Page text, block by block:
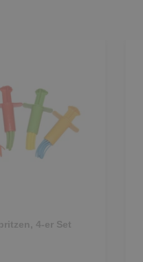
4-er Set